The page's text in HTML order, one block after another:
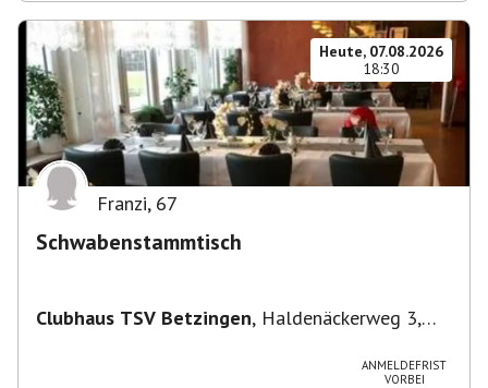
Heute, 07.08.2026
18:30
Franzi, 67
Schwabenstammtisch
Clubhaus TSV Betzingen, Haldenäckerweg 3,
ANMELDEFRIST
VORBEI